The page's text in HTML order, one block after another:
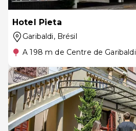
Hotel Pieta
Garibaldi, Brésil
A 198 m de Centre de Garibaldi